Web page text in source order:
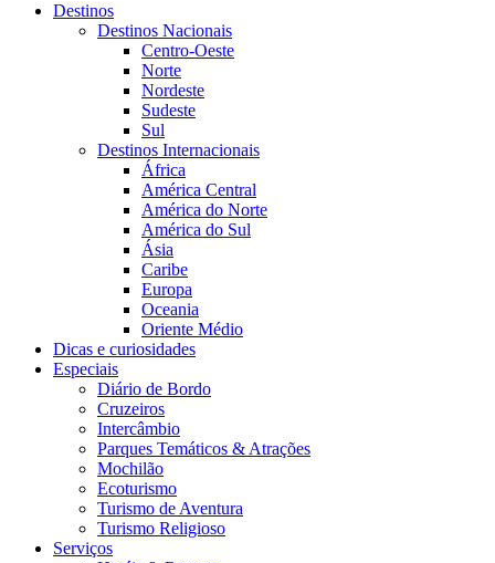
Destinos
Destinos Nacionais
Centro-Oeste
Norte
Nordeste
Sudeste
Sul
Destinos Internacionais
África
América Central
América do Norte
América do Sul
Ásia
Caribe
Europa
Oceania
Oriente Médio
Dicas e curiosidades
Especiais
Diário de Bordo
Cruzeiros
Intercâmbio
Parques Temáticos & Atrações
Mochilão
Ecoturismo
Turismo de Aventura
Turismo Religioso
Serviços